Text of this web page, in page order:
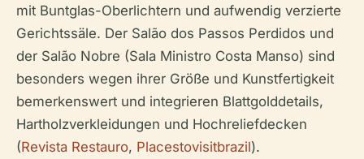
mit Buntglas-Oberlichtern und aufwendig verzierte
Gerichtssäle. Der Salão dos Passos Perdidos und
der Salão Nobre (Sala Ministro Costa Manso) sind
besonders wegen ihrer Größe und Kunstfertigkeit
bemerkenswert und integrieren Blattgolddetails,
Hartholzverkleidungen und Hochreliefdecken
(Revista Restauro, Placestovisitbrazil).